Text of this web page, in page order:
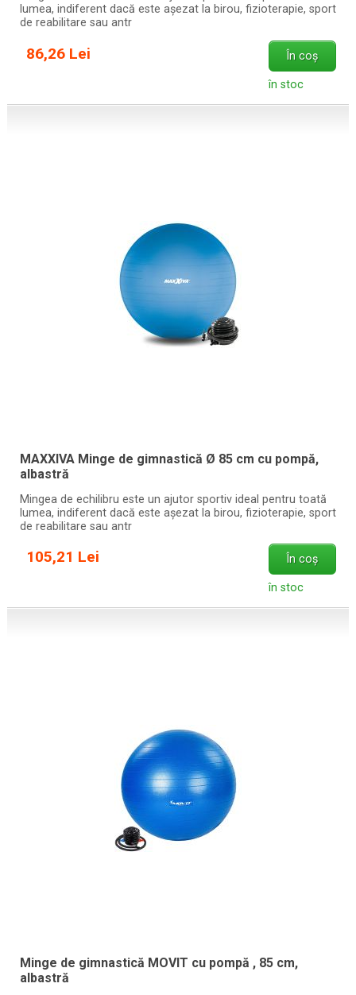
lumea, indiferent dacă este așezat la birou, fizioterapie, sport
de reabilitare sau antr
86,26 Lei În coș
în stoc
MAXXIVA Minge de gimnastică Ø 85 cm cu pompă,
albastră
Mingea de echilibru este un ajutor sportiv ideal pentru toată
lumea, indiferent dacă este așezat la birou, fizioterapie, sport
de reabilitare sau antr
105,21 Lei În coș
în stoc
Minge de gimnastică MOVIT cu pompă , 85 cm,
albastră